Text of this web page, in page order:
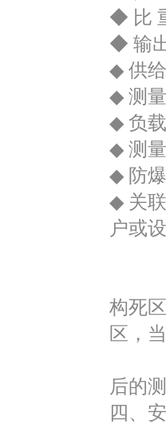
◆ 比
◆ 输
◆ 供
◆ 测
◆ 负
◆ 测
◆ 防
◆ 关
户或
构死
区，
后的
四、